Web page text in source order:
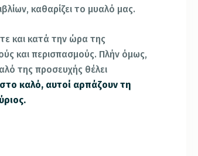
καθαρίζει το μυαλό μας.
και κατά την ώρα της
και περισπασμούς. Πλήν όμως,
της προσευχής θέλει
καλό, αυτοί αρπάζουν τη